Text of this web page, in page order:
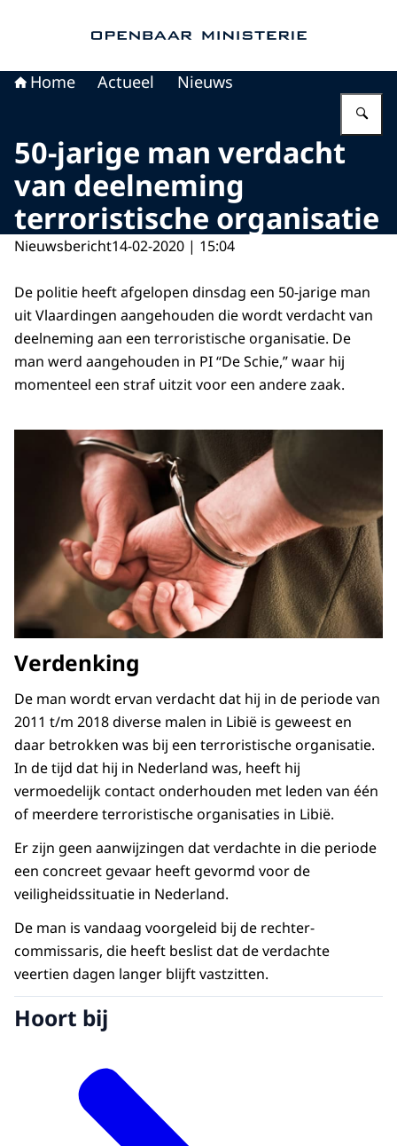
Home Actueel Nieuws
50-jarige man verdacht
van deelneming
terroristische organisatie
Nieuwsbericht14-02-2020 | 15:04
De politie heeft afgelopen dinsdag een 50-jarige man
uit Vlaardingen aangehouden die wordt verdacht van
deelneming aan een terroristische organisatie. De
man werd aangehouden in PI “De Schie,” waar hij
momenteel een straf uitzit voor een andere zaak.
Verdenking
De man wordt ervan verdacht dat hij in de periode van
2011 t/m 2018 diverse malen in Libië is geweest en
daar betrokken was bij een terroristische organisatie.
In de tijd dat hij in Nederland was, heeft hij
vermoedelijk contact onderhouden met leden van één
of meerdere terroristische organisaties in Libië.
Er zijn geen aanwijzingen dat verdachte in die periode
een concreet gevaar heeft gevormd voor de
veiligheidssituatie in Nederland.
De man is vandaag voorgeleid bij de rechter-
commissaris, die heeft beslist dat de verdachte
veertien dagen langer blijft vastzitten.
Hoort bij